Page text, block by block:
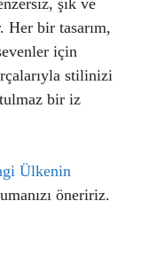
Her bir tasarım,
için
stilinizi
bir iz
Ülkenin
öneririz.